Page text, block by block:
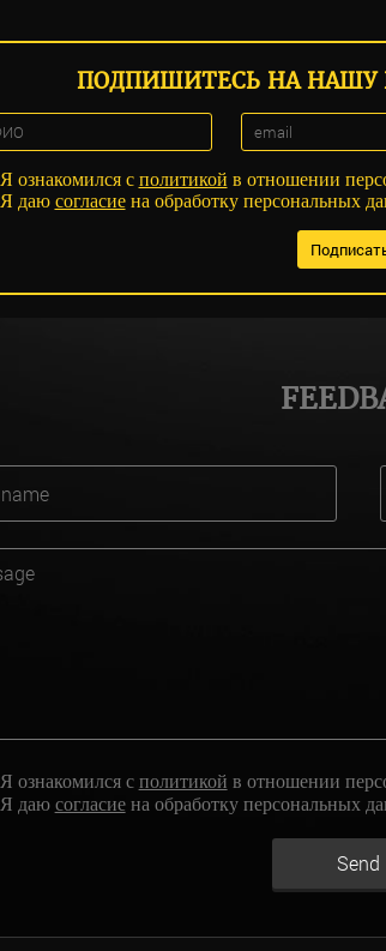
ПОДПИШИТЕСЬ НА НАШУ
Я ознакомился с политикой в отношении
Я даю согласиена обработку персональных
Я ознакомился с политикой в отношении
Я даю согласиена обработку персональных
Send